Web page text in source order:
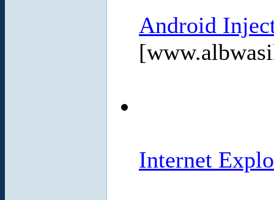
Android
Internet